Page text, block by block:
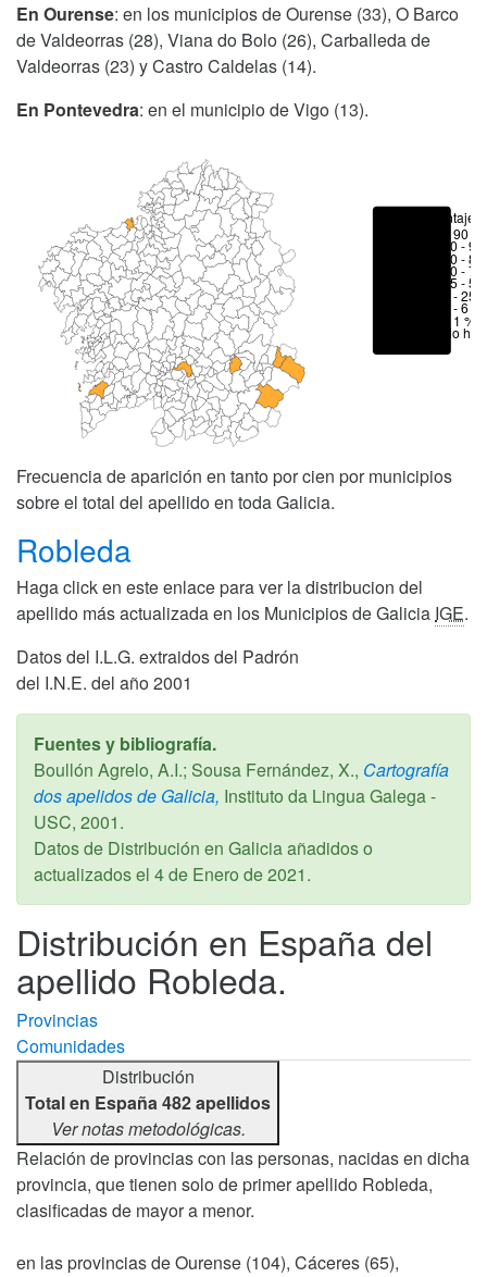
En Ourense: en los municipios de Ourense (33), O Barco
de Valdeorras (28), Viana do Bolo (26), Carballeda de
Valdeorras (23) y Castro Caldelas (14).
En Pontevedra: en el municipio de Vigo (13).
Porcentajes
> 90 %
80 -
70 -
50 -
25 -
6 - 25
1 - 6 %
< 1 %
No hay
Frecuencia de aparición en tanto por cien por municipios
sobre el total del apellido en toda Galicia.
Robleda
Haga click en este enlace para ver la distribucion del
apellido más actualizada en los Municipios de Galicia IGE.
Datos del I.L.G. extraidos del Padrón
del I.N.E. del año 2001
Fuentes y bibliografía.
Boullón Agrelo, A.I.; Sousa Fernández, X., Cartografía
dos apelidos de Galicia, Instituto da Lingua Galega -
USC, 2001.
Datos de Distribución en Galicia añadidos o
actualizados el 4 de Enero de 2021.
Distribución en España del
apellido Robleda.
Provincias
Comunidades
Distribución
Total en España 482 apellidos
Ver notas metodológicas.
Relación de provincias con las personas, nacidas en dicha
provincia, que tienen solo de primer apellido Robleda,
clasificadas de mayor a menor.
en las provincias de Ourense (104), Cáceres (65),